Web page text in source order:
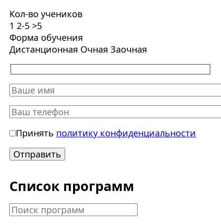
Кол-во учеников
1 2-5 >5
Форма обучения
Дистанционная Очная Заочная
Принять политику конфиденциальности
Список программ